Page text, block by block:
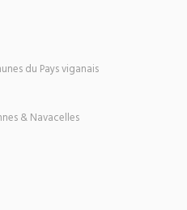
du Pays viganais
& Navacelles